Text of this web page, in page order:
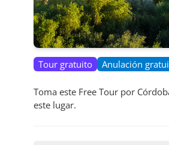
Tour gratuito Anulación
Toma este Free Tour por
este lugar.